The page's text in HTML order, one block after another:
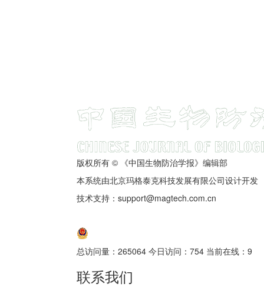
版权所有 © 《中国生物防治学报》编辑部
本系统由北京玛格泰克科技发展有限公司设计开发
技术支持：support@magtech.com.cn
总访问量： 265064 今日访问： 754 当前在线： 9
联系我们